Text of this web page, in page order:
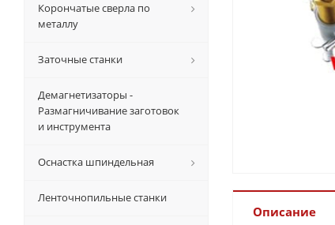
Описание
Корончатые сверла по
металлу
Заточные станки
Демагнетизаторы -
Размагничивание заготовок
и инструмента
Оснастка шпиндельная
Ленточнопильные станки